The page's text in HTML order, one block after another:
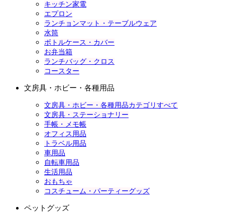
キッチン家電
エプロン
ランチョンマット・テーブルウェア
水筒
ボトルケース・カバー
お弁当箱
ランチバッグ・クロス
コースター
文房具・ホビー・各種用品
文房具・ホビー・各種用品カテゴリすべて
文房具・ステーショナリー
手帳・メモ帳
オフィス用品
トラベル用品
車用品
自転車用品
生活用品
おもちゃ
コスチューム・パーティーグッズ
ペットグッズ